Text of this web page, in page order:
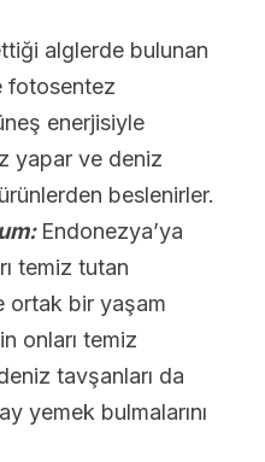
alglerde bulunan
fotosentez
enerjisiyle
yapar ve deniz
beslenirler.
Endonezya’ya
temiz tutan
ortak bir yaşam
onları temiz
tavşanları da
yemek bulmalarını